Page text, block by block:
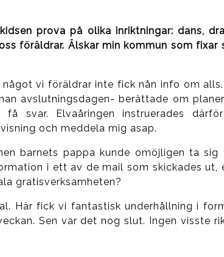
prova på olika inriktningar: dans,
föräldrar. Älskar min kommun som fixar
vi föräldrar inte fick nån info om
avslutningsdagen- berättade om
svar. Elvaåringen instruerades
och meddela mig asap.
barnets pappa kunde omöjligen ta sig
i ett av de mail som skickades ut,
gratisverksamheten?
Här fick vi fantastisk underhållning i
Sen var det nog slut. Ingen visste